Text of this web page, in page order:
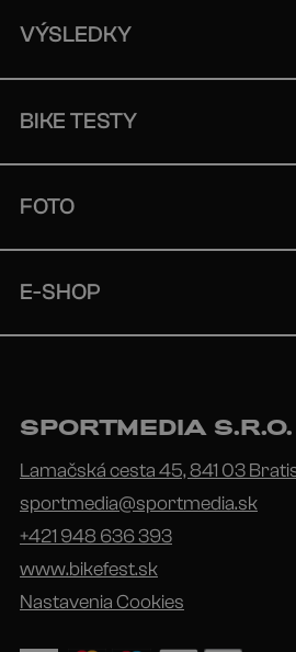
VÝSLEDKY
BIKE TESTY
FOTO
E-SHOP
SPORTMEDIA S.R.O.
Lamačská cesta 45, 841 03
sportmedia@sportmedia.sk
+421 948 636 393
www.bikefest.sk
Nastavenia Cookies